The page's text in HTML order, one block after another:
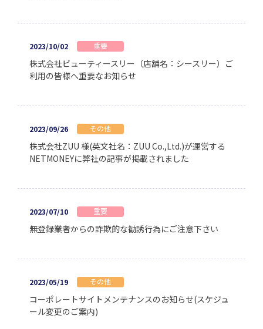
2023/10/02 重要
株式会社ビューティースリー（店舗名：シースリー）ご
利用の皆様へ重要なお知らせ
2023/09/26 その他
株式会社ZUU 様(英文社名：ZUU Co.,Ltd.)が運営する
NETMONEYに弊社の記事が掲載されました
2023/07/10 重要
無登録業者からの詐欺的な勧誘行為にご注意下さい
2023/05/19 その他
コーポレートサイトメンテナンスのお知らせ(スケジュ
ール変更のご案内)